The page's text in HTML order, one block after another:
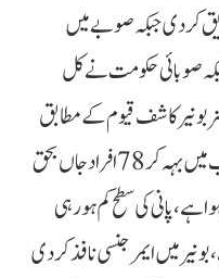
کردی جبکہ صوبے میں
ہیں، جبکہ صوبائی حکومت نے کل
بونیر کاشف قیوم کے مطابق
بادل پھٹنے کے نتیجے میں آنے والے سیلاب میں بہہ کر 78 افراد جاں بحق
ہے، پانی کی سطح کم ہورہی
میں ایمرجنسی نافذ کردی